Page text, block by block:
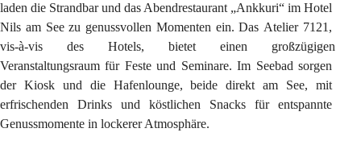
laden die Strandbar und das Abendrestaurant „Ankkuri“ im Hotel
Nils am See zu genussvollen Momenten ein. Das Atelier 7121 ,
vis-à-vis des Hotels, bietet einen großzügigen
Veranstaltungsraum für Feste und Seminare. Im Seebad sorgen
der Kiosk und die Hafenlounge, beide direkt am See, mit
erfrischenden Drinks und köstlichen Snacks für entspannte
Genussmomente in lockerer Atmosphäre.